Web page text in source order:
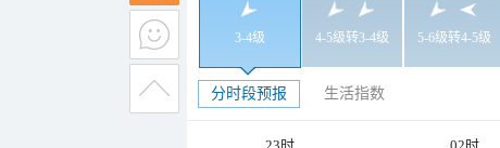
3-4级 4-5级转3-4级 5-6级转4-5级
分时段预报 生活指数